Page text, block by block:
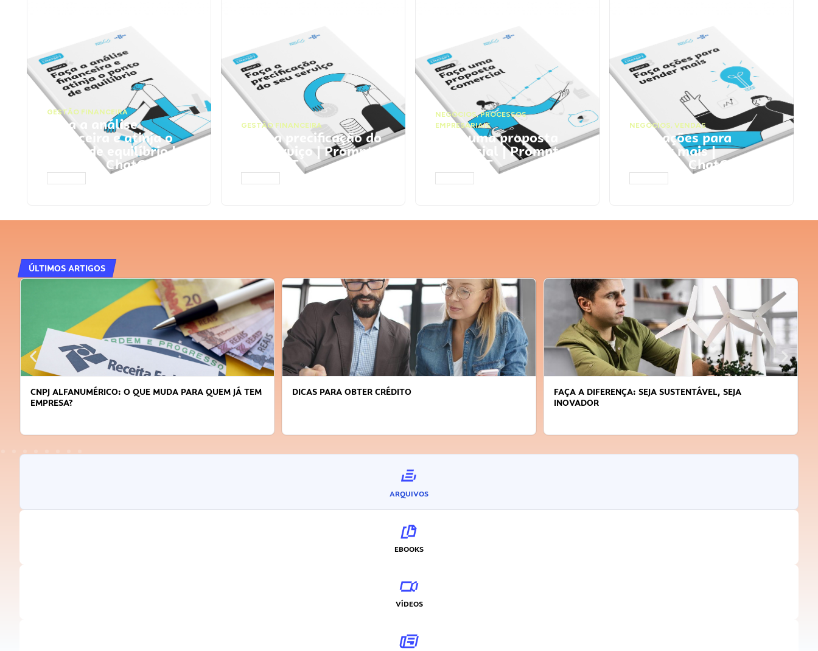
GESTÃO FINANCEIRA
Faça a análise
financeira e atinja o
ponto de equilíbrio |
Prompts ChatGPT
GESTÃO FINANCEIRA
Faça a precificação do
seu serviço | Prompts
ChatGPT
NEGÓCIOS,PROCESSOS
EMPRESARIAIS
Faça uma proposta
comercial | Prompts
ChatGPT
NEGÓCIOS, VENDAS
Faça ações para
vender mais |
Prompts ChatGPT
ÚLTIMOS ARTIGOS
CNPJ ALFANUMÉRICO: O QUE MUDA PARA QUEM JÁ TEM
EMPRESA?
DICAS PARA OBTER CRÉDITO
FAÇA A DIFERENÇA: SEJA SUSTENTÁVEL, SEJA
INOVADOR
ARQUIVOS
EBOOKS
VÍDEOS